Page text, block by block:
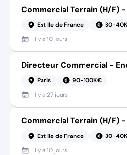
Commercial Terrain (H/F) -
Est Ile de France
30-
Il y a10 jours
Directeur Commercial -
Paris
90-100K€
Il y a 27 jours
Commercial Terrain (H/F) -
Est Ile de France
30-
Il y a10 jours